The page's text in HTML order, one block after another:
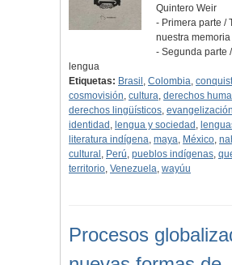
Quintero Weir
- Primera parte /
nuestra memoria
- Segunda parte
lengua
Etiquetas: Brasil , Colombia,
cosmovisión, cultura, derechos
derechos lingüísticos, evangelización
identidad , lengua y sociedad ,
literatura indígena, maya, México,
cultural , Perú, pueblos indígenas,
territorio, Venezuela, wayúu
Procesos